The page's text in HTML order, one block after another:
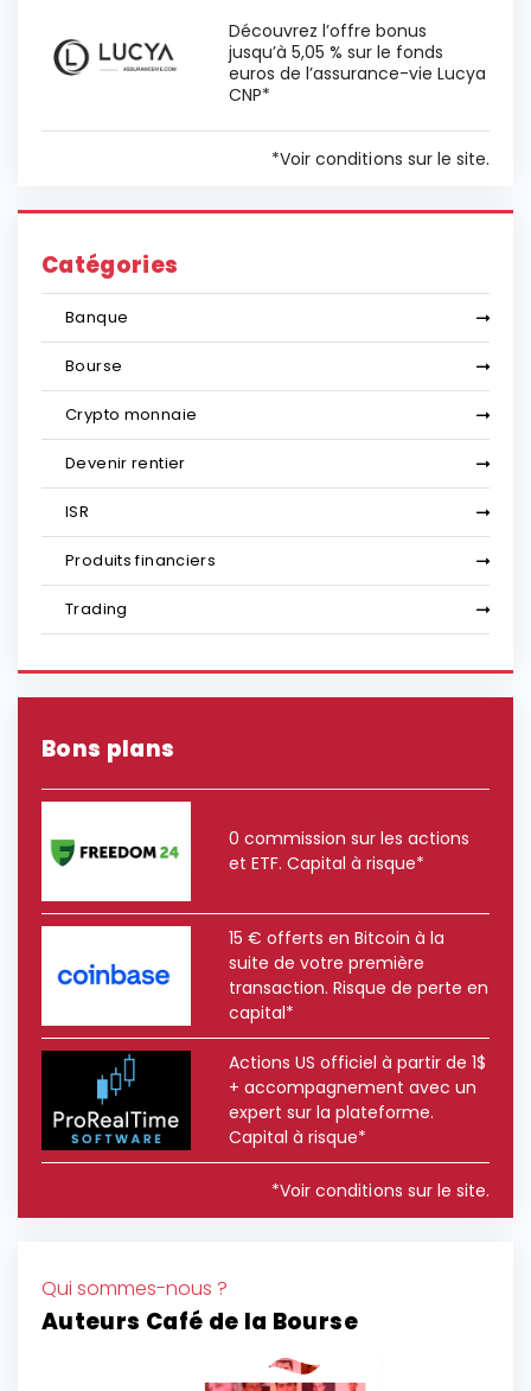
Découvrez l’offre bonus
jusqu’à 5,05 % sur le fonds
euros de l’assurance-vie Lucya
CNP*
*Voir conditions sur le site.
Catégories
Banque
Bourse
Crypto monnaie
Devenir rentier
ISR
Produits financiers
Trading
Bons plans
0 commission sur les actions
et ETF. Capital à risque*
15 € offerts en Bitcoin à la
suite de votre première
transaction. Risque de perte en
capital*
Actions US officiel à partir de 1$
+ accompagnement avec un
expert sur la plateforme.
Capital à risque*
*Voir conditions sur le site.
Qui sommes-nous ?
Auteurs Café de la Bourse